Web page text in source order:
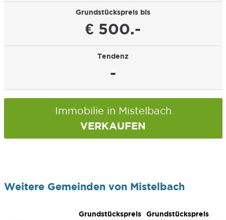
Grundstückspreis bis
€ 500.-
Tendenz
-
Immobilie in Mistelbach
VERKAUFEN
Weitere Gemeinden von Mistelbach
Grundstückspreis
Grundstückspreis